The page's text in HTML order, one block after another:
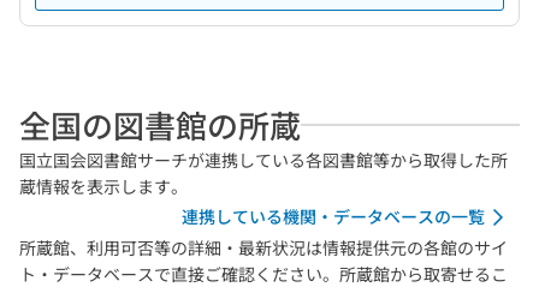
全国の図書館の所蔵
国立国会図書館サーチが連携している各図書館等から取得した所
蔵情報を表示します。
連携している機関・データベースの一覧
所蔵館、利用可否等の詳細・最新状況は情報提供元の各館のサイ
ト・データベースで直接ご確認ください。所蔵館から取寄せるこ